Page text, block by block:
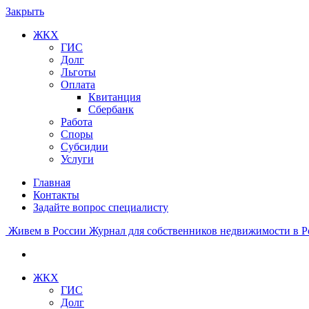
Закрыть
ЖКХ
ГИС
Долг
Льготы
Оплата
Квитанция
Сбербанк
Работа
Споры
Субсидии
Услуги
Главная
Контакты
Задайте вопрос специалисту
Живем в России Журнал для собственников недвижимости в
ЖКХ
ГИС
Долг